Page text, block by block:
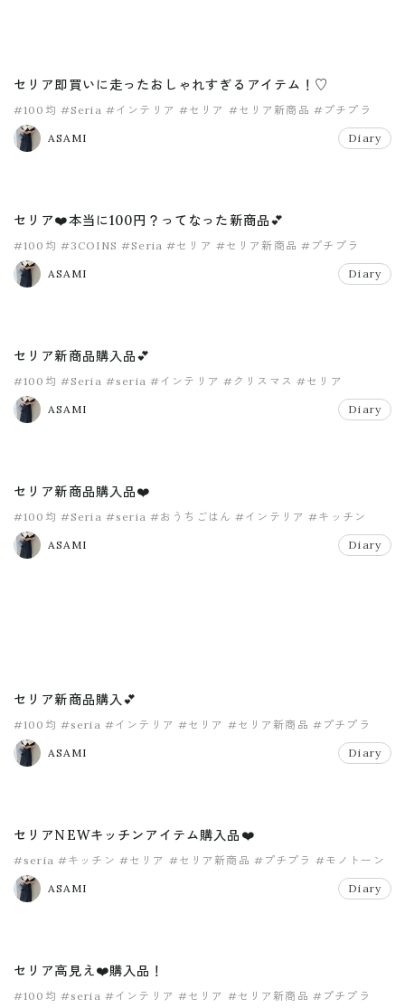
セリア即買いに走ったおしゃれすぎるアイテム！♡
#100均 #Seria #インテリア #セリア #セリア新商品 #プチプラ
ASAMI Diary
セリア❤️本当に100円？ってなった新商品💕
#100均 #3COINS #Seria #セリア #セリア新商品 #プチプラ
ASAMI Diary
セリア新商品購入品💕
#100均 #Seria #seria #インテリア #クリスマス #セリア
ASAMI Diary
セリア新商品購入品❤️
#100均 #Seria #seria #おうちごはん #インテリア #キッチン
ASAMI Diary
セリア新商品購入💕
#100均 #seria #インテリア #セリア #セリア新商品 #プチプラ
ASAMI Diary
セリアNEWキッチンアイテム購入品❤️
#seria #キッチン #セリア #セリア新商品 #プチプラ #モノトーン
ASAMI Diary
セリア高見え❤️購入品！
#100均 #seria #インテリア #セリア #セリア新商品 #プチプラ